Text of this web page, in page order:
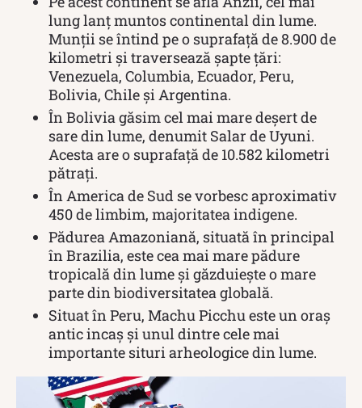
lung lanț muntos continental din lume.
Munții se întind pe o suprafață de 8.900 de
kilometri și traversează șapte țări:
Venezuela, Columbia, Ecuador, Peru,
Bolivia, Chile și Argentina.
În Bolivia găsim cel mai mare deșert de
sare din lume, denumit Salar de Uyuni.
Acesta are o suprafață de 10.582 kilometri
pătrați.
În America de Sud se vorbesc aproximativ
450 de limbim, majoritatea indigene.
Pădurea Amazoniană, situată în principal
în Brazilia, este cea mai mare pădure
tropicală din lume și găzduiește o mare
parte din biodiversitatea globală.
Situat în Peru, Machu Picchu este un oraș
antic incaș și unul dintre cele mai
importante situri arheologice din lume.